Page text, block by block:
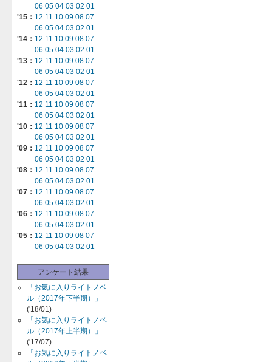
06 05 04 03 02 01
'15： 12 11 10 09 08 07
06 05 04 03 02 01
'14： 12 11 10 09 08 07
06 05 04 03 02 01
'13： 12 11 10 09 08 07
06 05 04 03 02 01
'12： 12 11 10 09 08 07
06 05 04 03 02 01
'11： 12 11 10 09 08 07
06 05 04 03 02 01
'10： 12 11 10 09 08 07
06 05 04 03 02 01
'09： 12 11 10 09 08 07
06 05 04 03 02 01
'08： 12 11 10 09 08 07
06 05 04 03 02 01
'07： 12 11 10 09 08 07
06 05 04 03 02 01
'06： 12 11 10 09 08 07
06 05 04 03 02 01
'05： 12 11 10 09 08 07
06 05 04 03 02 01
アンケート結果
「お気に入りライトノベ
ル（2017年下半期）」
('18/01)
「お気に入りライトノベ
ル（2017年上半期）」
('17/07)
「お気に入りライトノベ